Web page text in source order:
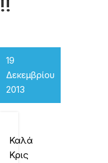
!!
19
Δεκεμβρίου
2013
Καλά
Κρις